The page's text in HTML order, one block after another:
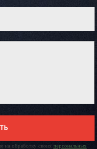
на обработку своих персональных